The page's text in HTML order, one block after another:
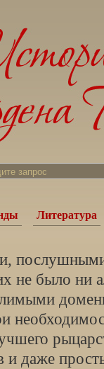
Литература
не было ни
и даже